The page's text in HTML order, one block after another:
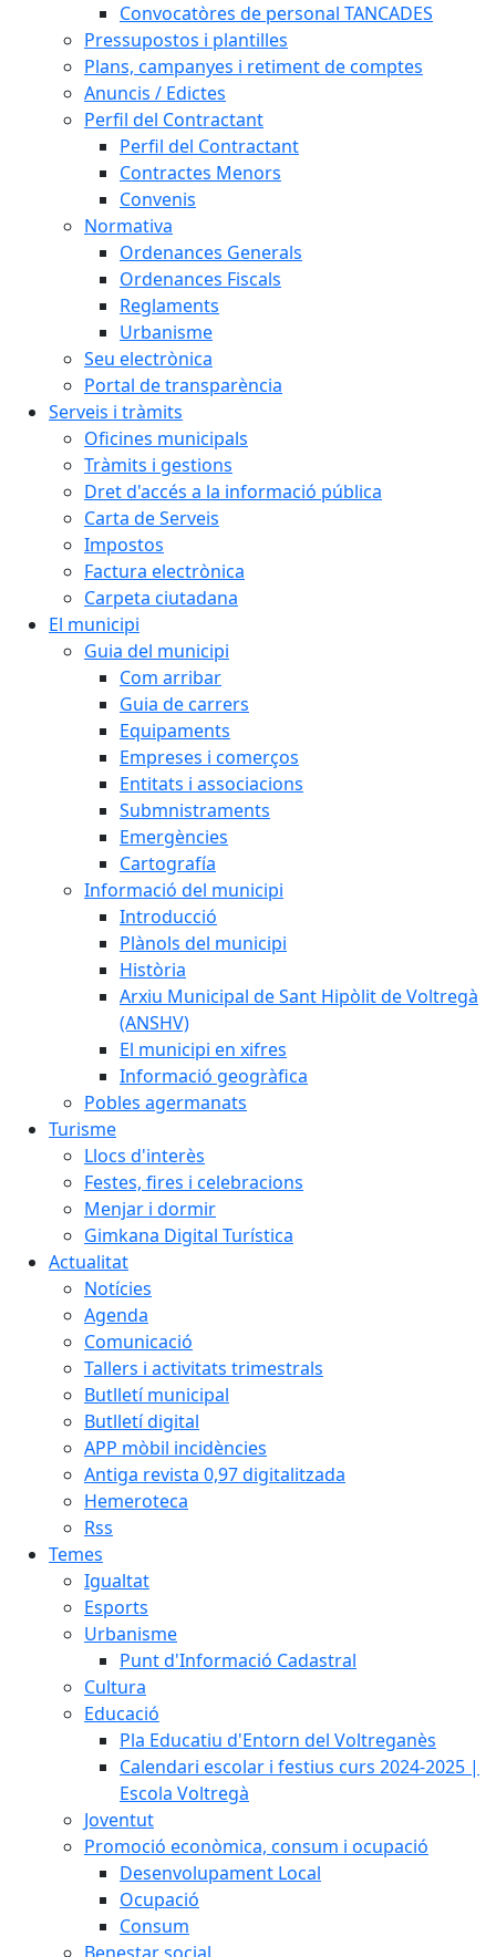
Convocatòres de personal TANCADES
Pressupostos i plantilles
Plans, campanyes i retiment de comptes
Anuncis / Edictes
Perfil del Contractant
Perfil del Contractant
Contractes Menors
Convenis
Normativa
Ordenances Generals
Ordenances Fiscals
Reglaments
Urbanisme
Seu electrònica
Portal de transparència
Serveis i tràmits
Oficines municipals
Tràmits i gestions
Dret d'accés a la informació pública
Carta de Serveis
Impostos
Factura electrònica
Carpeta ciutadana
El municipi
Guia del municipi
Com arribar
Guia de carrers
Equipaments
Empreses i comerços
Entitats i associacions
Submnistraments
Emergències
Cartografía
Informació del municipi
Introducció
Plànols del municipi
Història
Arxiu Municipal de Sant Hipòlit de Voltregà
(ANSHV)
El municipi en xifres
Informació geogràfica
Pobles agermanats
Turisme
Llocs d'interès
Festes, fires i celebracions
Menjar i dormir
Gimkana Digital Turística
Actualitat
Notícies
Agenda
Comunicació
Tallers i activitats trimestrals
Butlletí municipal
Butlletí digital
APP mòbil incidències
Antiga revista 0,97 digitalitzada
Hemeroteca
Rss
Temes
Igualtat
Esports
Urbanisme
Punt d'Informació Cadastral
Cultura
Educació
Pla Educatiu d'Entorn del Voltreganès
Calendari escolar i festius curs 2024-2025 |
Escola Voltregà
Joventut
Promoció econòmica, consum i ocupació
Desenvolupament Local
Ocupació
Consum